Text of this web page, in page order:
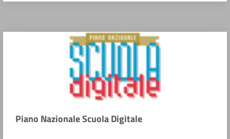
Piano Nazionale Scuola Digitale